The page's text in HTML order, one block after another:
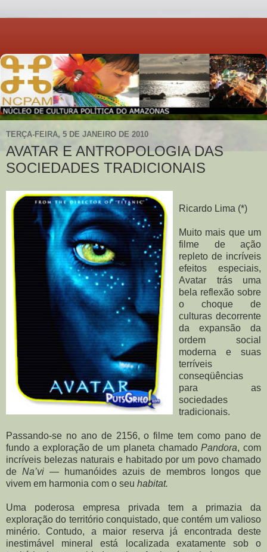
TERÇA-FEIRA, 5 DE JANEIRO DE 2010
AVATAR E ANTROPOLOGIA DAS
SOCIEDADES TRADICIONAIS
Ricardo Lima (*)
Muito mais que um
filme de ação
repleto de incríveis
efeitos especiais,
Avatar trás uma
bela reflexão sobre
o choque de
culturas decorrente
da expansão da
ordem social
moderna e suas
terríveis
conseqüências
para as
sociedades
tradicionais.
Passando-se no ano de 2156, o filme tem como pano de
fundo a exploração de um planeta chamadoPandora, com
incríveis belezas naturais e habitado por um povo chamado
de Na’vi — humanóides azuis de membros longos que
vivem em harmonia com o seu habitat.
Uma poderosa empresa privada tem a primazia da
exploração do território conquistado, que contém um valioso
minério. Contudo, a maior reserva já encontrada deste
inestimável mineral está localizada exatamente sob o